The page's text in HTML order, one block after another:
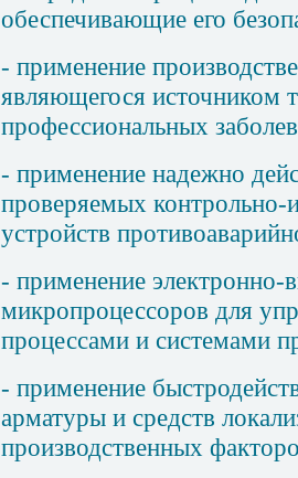
обеспечивающие его
- применение
являющегося источником
профессиональных
- применение надежно
проверяемых
устройств
- применение электронно-
микропроцессоров для
процессами и системами
- применение
арматуры и средств
производственных